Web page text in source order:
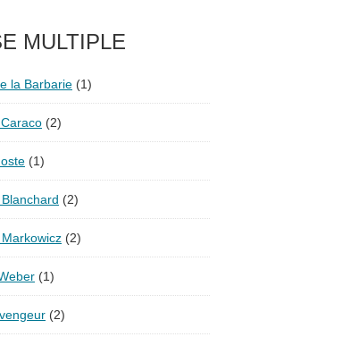
MULTIPLE
la Barbarie (1)
(2)
(1)
(2)
(2)
(1)
(2)